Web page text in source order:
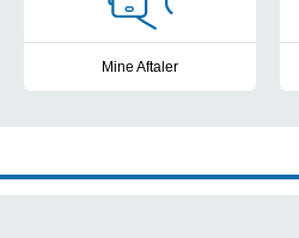
Mine Aftaler